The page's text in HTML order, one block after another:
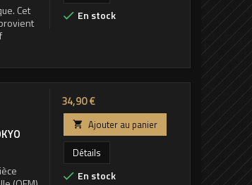
Cet
 En stock
Prix
34,90 €

Ajouter au panier
Détails
 En stock